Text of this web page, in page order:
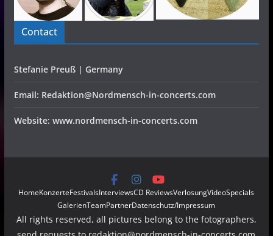
Contact
Stefanie Preuß | Germany
Email: Redaktion@Nordmensch-in-concerts.com
Website: www.nordmensch-in-concerts.com
HomeKonzerteFestivalsInterviewsCD ReviewsVerlosungVideoSpecials
GalerienTeamPartnerDatenschutz/Impressum
All rights reserved, all pictures belong to the fotographers,